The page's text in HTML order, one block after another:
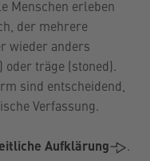
Menschen erleben
der mehrere
wieder anders
oder träge (stoned).
sind entscheidend,
Verfassung.
Aufklärung
.